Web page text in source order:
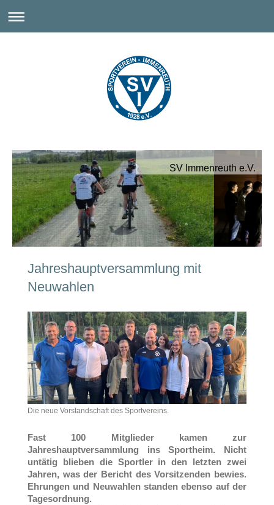
SV Immenreuth e.V.
Jahreshauptversammlung mit
Neuwahlen
Die neue Vorstandschaft des Sportvereins.
Fast 100 Mitglieder kamen zur
Jahreshauptversammlung ins Sportheim. Nicht
untätig blieben die Sportler in den letzten zwei
Jahren, was der Bericht des Vorsitzenden bewies.
Ehrungen und Neuwahlen standen ebenso auf der
Tagesordnung.